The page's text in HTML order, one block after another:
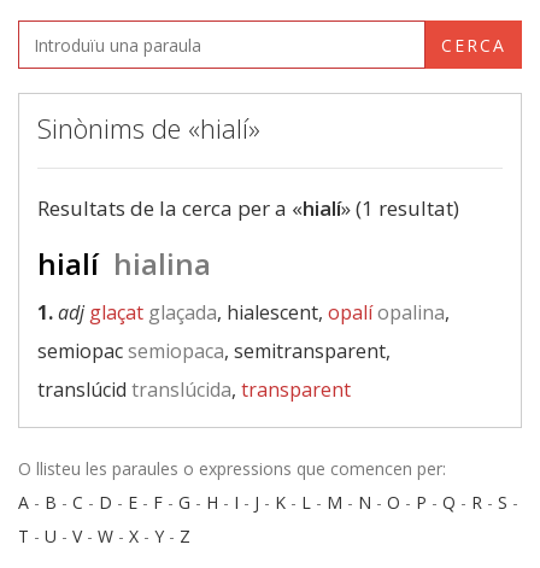
CERCA
Sinònims de «hialí»
Resultats de la cerca per a «hialí» (1 resultat)
hialí hialina
1.adj glaçat glaçada, hialescent, opalíopalina,
semiopacsemiopaca, semitransparent,
translúcid translúcida, transparent
O llisteu les paraules o expressions que comencen per:
A - B - C - D - E - F - G - H - I - J - K - L - M - N - O - P - Q - R - S -
T - U - V- W - X - Y - Z